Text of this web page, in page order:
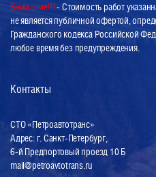
Внимание!!!- Стоимость работ
не является публичной офертой,
Гражданского кодекса Российской
любое время без предупреждения.
Контакты
СТО «Петроавтотранс»
Адрес: г. Санкт-Петербург,
6-й Предпортовый проезд 10 Б
mail@petroavtotrans.ru